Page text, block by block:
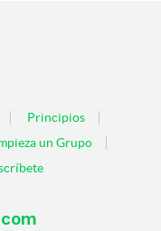
Principios
un Grupo